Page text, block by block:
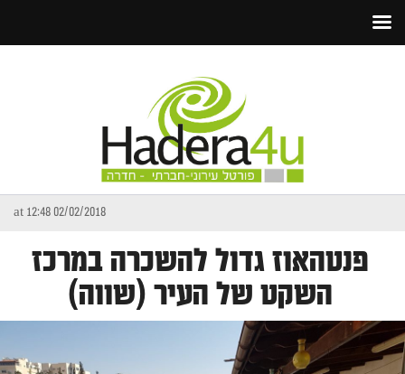
02/02/2018 at 12:48
פנטהאוז גדול להשכרה במרכז
השקט של העיר (שווה)